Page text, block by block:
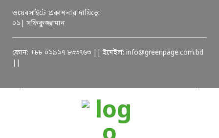
ওয়েবসাইটে প্রকাশনার দায়িত্বে:
০১| সফিকুজ্জামান
ফোন: +৮৮ ০১৯১৭ ৮৩৩৭৬৩ || ইমেইল: info@greenpage.com.bd